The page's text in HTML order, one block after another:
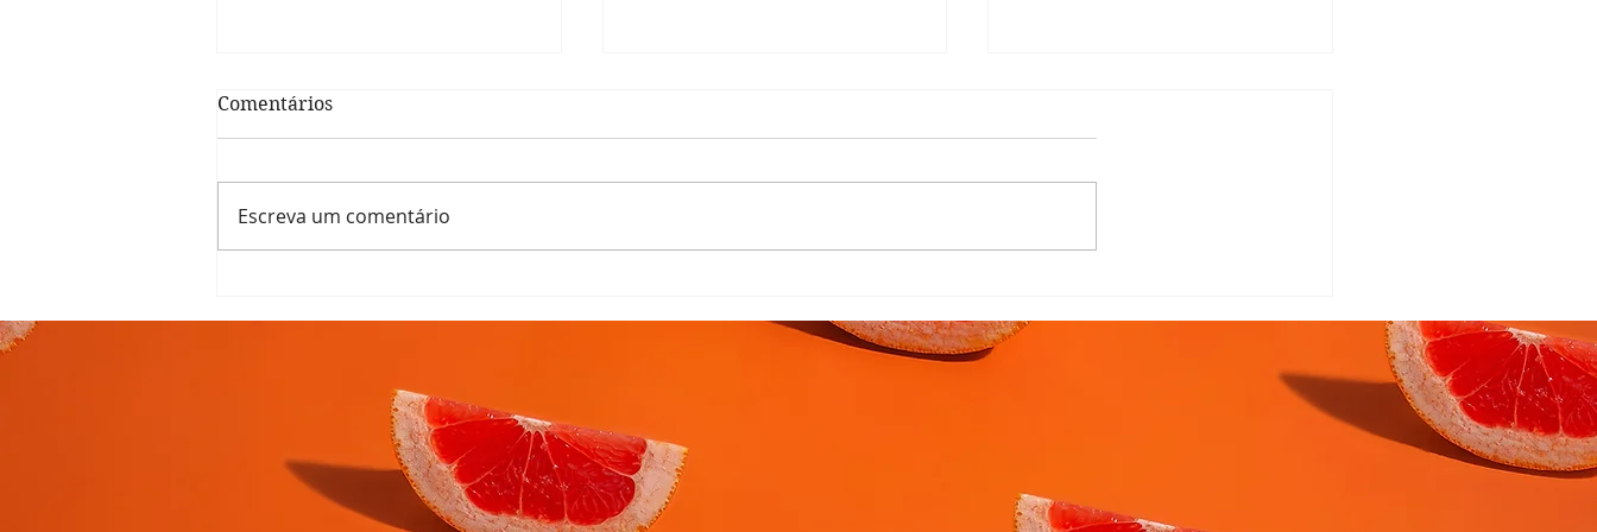
bebê?
Comentários
Escreva um comentário